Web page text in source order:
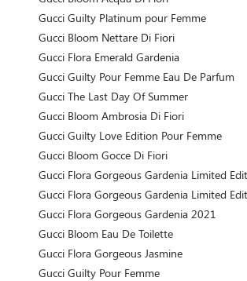
Gucci Guilty Platinum pour Femme
Gucci Bloom Nettare Di Fiori
Gucci Flora Emerald Gardenia
Gucci Guilty Pour Femme Eau De Parfum
Gucci The Last Day Of Summer
Gucci Bloom Ambrosia Di Fiori
Gucci Guilty Love Edition Pour Femme
Gucci Bloom Gocce Di Fiori
Gucci Flora Gorgeous Gardenia Limited
Gucci Flora Gorgeous Gardenia Limited
Gucci Flora Gorgeous Gardenia 2021
Gucci Bloom Eau De Toilette
Gucci Flora Gorgeous Jasmine
Gucci Guilty Pour Femme